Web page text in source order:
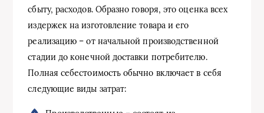
сбыту, расходов. Образно говоря, это оценка всех
издержек на изготовление товара и его
реализацию – от начальной производственной
стадии до конечной доставки потребителю.
Полная себестоимость обычно включает в себя
следующие виды затрат: